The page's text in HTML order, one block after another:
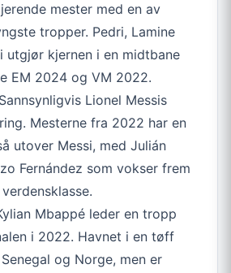
mester med en av
tropper. Pedri, Lamine
utgjør kjernen i en midtbane
EM 2024 og VM 2022.
Lionel Messis
Mesterne fra 2022 har en
utover Messi, med Julián
Fernández som vokser frem
Mbappé leder en tropp
i 2022. Havnet i en tøff
og Norge, men er